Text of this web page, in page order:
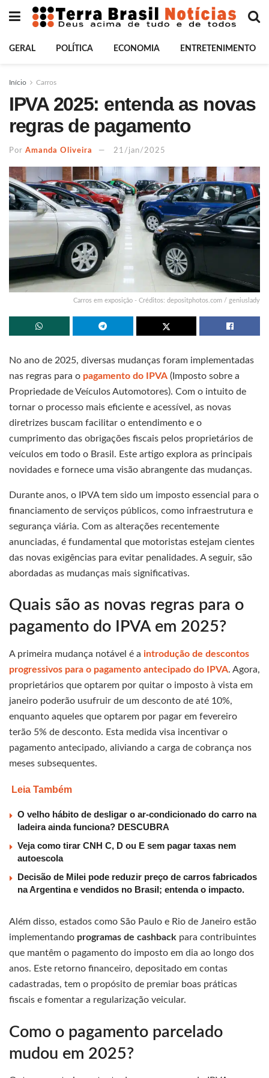
GERAL POLÍTICA ECONOMIA ENTRETENIMENTO
Início Carros
IPVA 2025: entenda as novas
regras de pagamento
Por Amanda Oliveira 21/jan/2025
Carros em exposição - Créditos: depositphotos.com / geniuslady
No ano de 2025, diversas mudanças foram implementadas
nas regras para o pagamento do IPVA (Imposto sobre a
Propriedade de Veículos Automotores). Com o intuito de
tornar o processo mais eficiente e acessível, as novas
diretrizes buscam facilitar o entendimento e o
cumprimento das obrigações fiscais pelos proprietários de
veículos em todo o Brasil. Este artigo explora as principais
novidades e fornece uma visão abrangente das mudanças.
Durante anos, o IPVA tem sido um imposto essencial para o
financiamento de serviços públicos, como infraestrutura e
segurança viária. Com as alterações recentemente
anunciadas, é fundamental que motoristas estejam cientes
das novas exigências para evitar penalidades. A seguir, são
abordadas as mudanças mais significativas.
Quais são as novas regras para o
pagamento do IPVA em 2025?
A primeira mudança notável é a introdução de descontos
progressivos para o pagamento antecipado do IPVA. Agora,
proprietários que optarem por quitar o imposto à vista em
janeiro poderão usufruir de um desconto de até 10%,
enquanto aqueles que optarem por pagar em fevereiro
terão 5% de desconto. Esta medida visa incentivar o
pagamento antecipado, aliviando a carga de cobrança nos
meses subsequentes.
Leia Também
O velho hábito de desligar o ar-condicionado do carro na
ladeira ainda funciona? DESCUBRA
Veja como tirar CNH C, D ou E sem pagar taxas nem
autoescola
Decisão de Milei pode reduzir preço de carros fabricados
na Argentina e vendidos no Brasil; entenda o impacto.
Além disso, estados como São Paulo e Rio de Janeiro estão
implementando programas de cashback para contribuintes
que mantêm o pagamento do imposto em dia ao longo dos
anos. Este retorno financeiro, depositado em contas
cadastradas, tem o propósito de premiar boas práticas
fiscais e fomentar a regularização veicular.
Como o pagamento parcelado
mudou em 2025?